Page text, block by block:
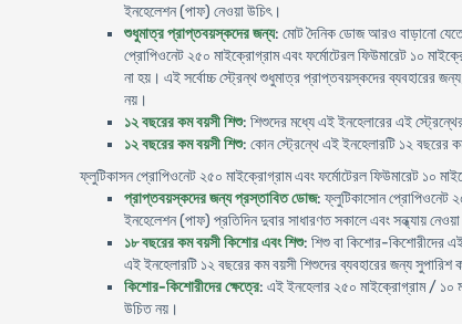
ইনহেলেশন (পাফ) নেওয়া উচিৎ।
শুধুমাত্র প্রাপ্তবয়স্কদের জন্য: মোট দৈনিক ডোজ আরও বাড়ানো যেতে
প্রোপিওনেট ২৫০ মাইক্রোগ্রাম এবং ফর্মোটেরল ফিউমারেট ১০
না হয়। এই সর্বোচ্চ স্ট্রেন্থ শুধুমাত্র প্রাপ্তবয়স্কদের ব্যবহারের
নয়।
১২ বছরের কম বয়সী শিশু: শিশুদের মধ্যে এই ইনহেলারের এই
১২ বছরের কম বয়সী শিশু: কোন স্ট্রেন্থে এই ইনহেলারটি ১২ বছরের
ফ্লুটিকাসন প্রোপিওনেট ২৫০ মাইক্রোগ্রাম এবং ফর্মোটেরল ফিউমারেট ১০
প্রাপ্তবয়স্কদের জন্য প্রস্তাবিত ডোজ: ফ্লুটিকাসোন প্রোপিওনেট
ইনহেলেশন (পাফ) প্রতিদিন দুবার সাধারণত সকালে এবং সন্ধ্যায়
১৮ বছরের কম বয়সী কিশোর এবং শিশু: শিশু বা কিশোর-কিশোরীদের
এই ইনহেলারটি ১২ বছরের কম বয়সী শিশুদের ব্যবহারের জন্য সুপারিশ
কিশোর-কিশোরীদের ক্ষেত্রে: এই ইনহেলার ২৫০ মাইক্রোগ্রাম / ১০
উচিত নয়।